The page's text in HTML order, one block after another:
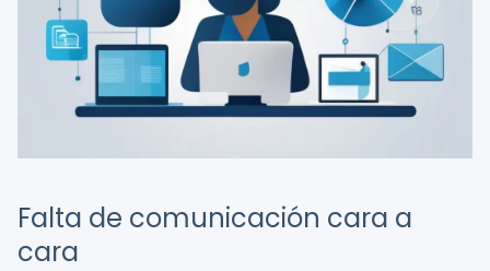
Falta de comunicación cara a
cara